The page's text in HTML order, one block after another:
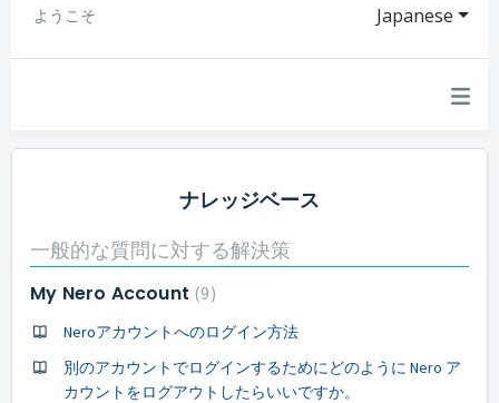
Japanese
ようこそ
ナレッジベース
一般的な質問に対する解決策
My Nero Account 9
Neroアカウントへのログイン方法
別のアカウントでログインするためにどのように Nero ア
カウントをログアウトしたらいいですか。